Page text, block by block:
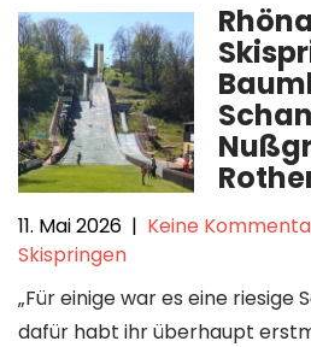
11. Mai 2026 | Keine
Skispringen
„Für einige war es eine riesige
dafür habt ihr überhaupt